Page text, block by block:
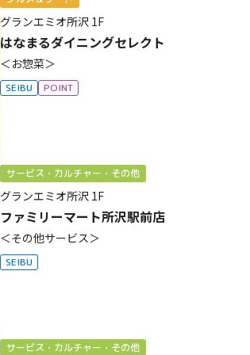
グランエミオ所沢 1F
はなまるダイニングセレクト
＜お惣菜＞
SEIBU POINT
サービス・カルチャー・その他
グランエミオ所沢 1F
ファミリーマート所沢駅前店
＜その他サービス＞
SEIBU
サービス・カルチャー・その他